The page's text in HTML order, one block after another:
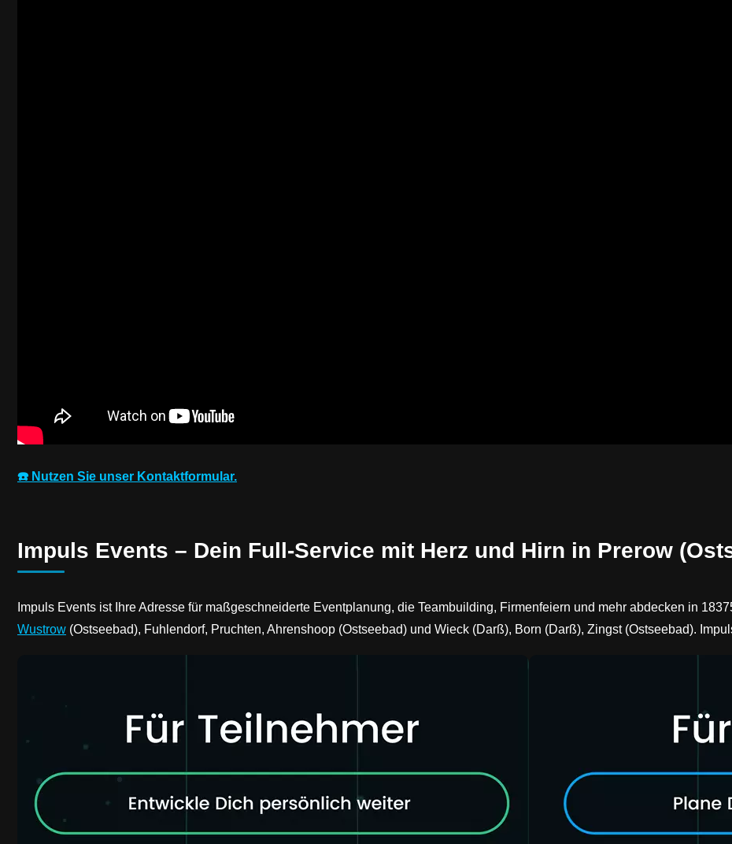
☎️ Nutzen Sie unser Kontaktformular.
Impuls Events – Dein Full-Service mit Herz und Hirn in Prerow
Impuls Events ist Ihre Adresse für maßgeschneiderte Eventplanung, die Teambuilding, Firmenfeiern und mehr abdecken in
Wustrow (Ostseebad), Fuhlendorf, Pruchten, Ahrenshoop (Ostseebad) und Wieck (Darß), Born (Darß), Zingst (Ostseebad).